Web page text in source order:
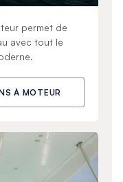
permet de
avec tout le
À MOTEUR